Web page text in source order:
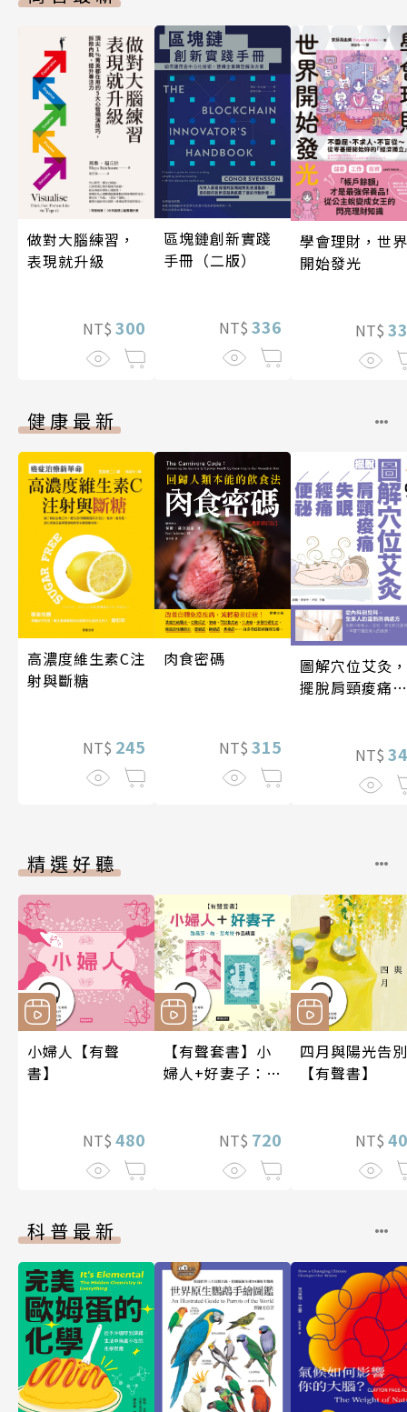
做對大腦練習，
表現就升級
NT$ 300
區塊鏈創新實踐
手冊（二版）
NT$ 336
學會理財，世界
開始發光
NT$
健康最新
高濃度維生素C注
射與斷糖
NT$ 245
肉食密碼
NT$ 315
圖解穴位艾灸，
擺脫肩頸痠痛、
NT$
精選好聽
小婦人【有聲
書】
NT$ 480
【有聲套書】小
婦人+好妻子：路
NT$ 720
四月與陽光告別
【有聲書】
NT$
科普最新